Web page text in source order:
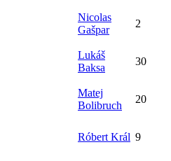
Nicolas
Gašpar
2
Lukáš
Baksa
30
Matej
Bolibruch
20
Róbert Král 9